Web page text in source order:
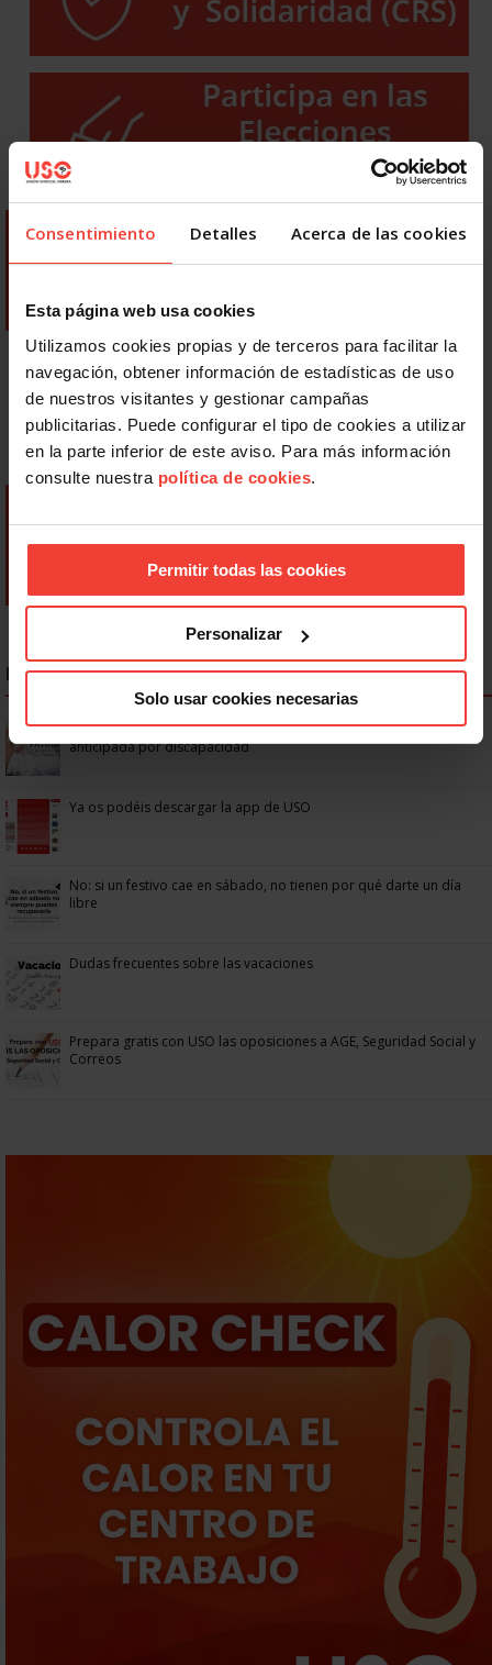
Consentimiento Detalles Acerca de las cookies
Esta página web usa cookies
Utilizamos cookies propias y de terceros para facilitar la
navegación, obtener información de estadísticas de uso
de nuestros visitantes y gestionar campañas
publicitarias. Puede configurar el tipo de cookies a utilizar
en la parte inferior de este aviso. Para más información
consulte nuestra política de cookies.
Permitir todas las cookies
Personalizar
Solo usar cookies necesarias
NOTICIAS MÁS LEÍDAS
Se actualizan las patologías para acceder a la jubilación
anticipada por discapacidad
Ya os podéis descargar la app de USO
No: si un festivo cae en sábado, no tienen por qué darte un día
libre
Dudas frecuentes sobre las vacaciones
Prepara gratis con USO las oposiciones a AGE, Seguridad Social y
Correos